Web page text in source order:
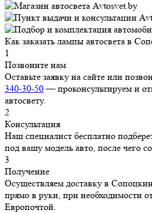
Как заказать лампы автосвета в
1
Позвоните нам
Оставьте заявку на сайте или
340-30-50— проконсультируем и
автосвету.
2
Консультация
Наш специалист бесплатно
под вашу модель авто, после чего
3
Получение
Осуществляем доставку в
прямо в руки, при необходимости
Европочтой.